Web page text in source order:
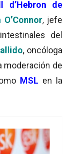
d’Hebron de
O’Connor, jefe
del
, oncóloga
moderación de
MSL en la